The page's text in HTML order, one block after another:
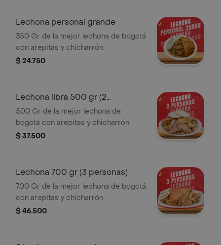
Lechona personal grande
350 Gr de la mejor lechona de bogotá
con arepitas y chicharrón.
$ 24.750
Lechona libra 500 gr (2
personas)
500 Gr de la mejor lechona de
bogotá con arepitas y chicharrón.
$ 37.500
Lechona 700 gr (3 personas)
700 Gr de la mejor lechona de bogotá
con arepitas y chicharrón.
$ 46.500